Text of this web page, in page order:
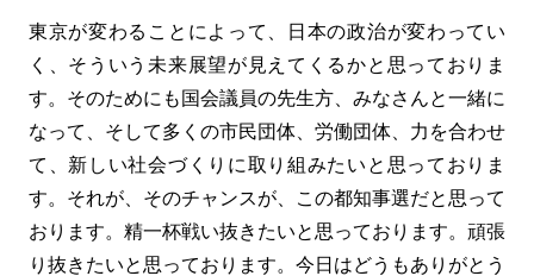
東京が変わることによって、日本の政治が変わってい
く、そういう未来展望が見えてくるかと思っておりま
す。そのためにも国会議員の先生方、みなさんと一緒に
なって、そして多くの市民団体、労働団体、力を合わせ
て、新しい社会づくりに取り組みたいと思っておりま
す。それが、そのチャンスが、この都知事選だと思って
おります。精一杯戦い抜きたいと思っております。頑張
り抜きたいと思っております。今日はどうもありがとう